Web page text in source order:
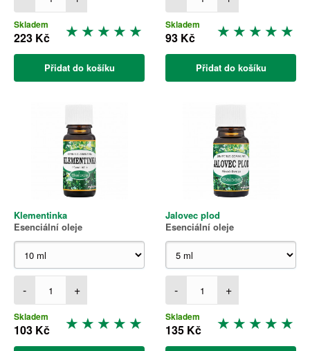
Skladem
223 Kč
Přidat do košíku
Skladem
93 Kč
Přidat do košíku
Klementinka
Esenciální oleje
- +
Skladem
103 Kč
Jalovec plod
Esenciální oleje
- +
Skladem
135 Kč